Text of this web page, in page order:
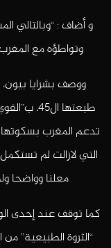
و أضاف : “وبالتالي
وتواطؤه مع
ووصف بشرايا
طبعتها
تدعم المغرب
التي لازالت لم
معلنا وواضحا
كما توقف عند إحدى
“الثروة الطبيعية”